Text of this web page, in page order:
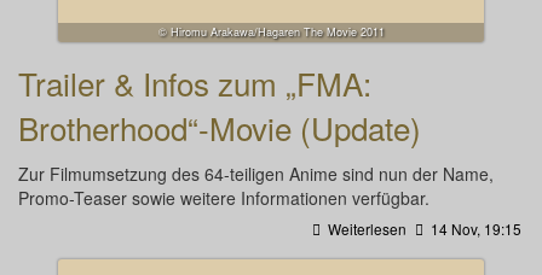
© Hiromu Arakawa/Hagaren The Movie 2011
Trailer & Infos zum „FMA:
Brotherhood“-Movie (Update)
Zur Filmumsetzung des 64-teiligen Anime sind nun der Name,
Promo-Teaser sowie weitere Informationen verfügbar.
Weiterlesen 14 Nov, 19:15